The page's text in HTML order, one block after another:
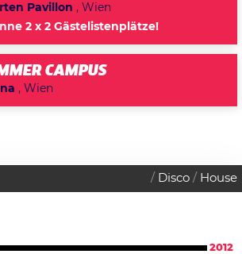
Pavillon , Wien
2 x 2 Gästelistenplätze!
CAMPUS
, Wien
Disco House
2012